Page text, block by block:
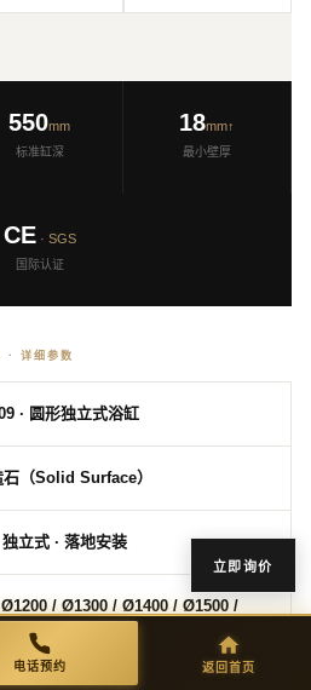
550mm
标准缸深
18mm↑
最小壁厚
CE · SGS
国际认证
详细参数
· 圆形独立式浴缸
石（Solid Surface）
独立式 · 落地安装
/ Ø1300 / Ø1400 / Ø1500 /
）
电话预约 返回首页
立即询价
电话预约 返回首页